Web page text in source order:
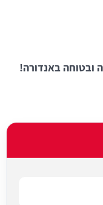
ובטוחה באנדורה!